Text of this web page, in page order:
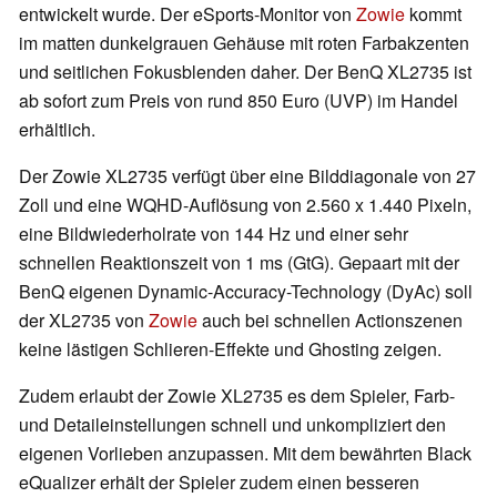
entwickelt wurde. Der eSports-Monitor von Zowie kommt
im matten dunkelgrauen Gehäuse mit roten Farbakzenten
und seitlichen Fokusblenden daher. Der BenQ XL2735 ist
ab sofort zum Preis von rund 850 Euro (UVP) im Handel
erhältlich.
Der Zowie XL2735 verfügt über eine Bilddiagonale von 27
Zoll und eine WQHD-Auflösung von 2.560 x 1.440 Pixeln,
eine Bildwiederholrate von 144 Hz und einer sehr
schnellen Reaktionszeit von 1 ms (GtG). Gepaart mit der
BenQ eigenen Dynamic-Accuracy-Technology (DyAc) soll
der XL2735 von Zowieauch bei schnellen Actionszenen
keine lästigen Schlieren-Effekte und Ghosting zeigen.
Zudem erlaubt der Zowie XL2735 es dem Spieler, Farb-
und Detaileinstellungen schnell und unkompliziert den
eigenen Vorlieben anzupassen. Mit dem bewährten Black
eQualizer erhält der Spieler zudem einen besseren